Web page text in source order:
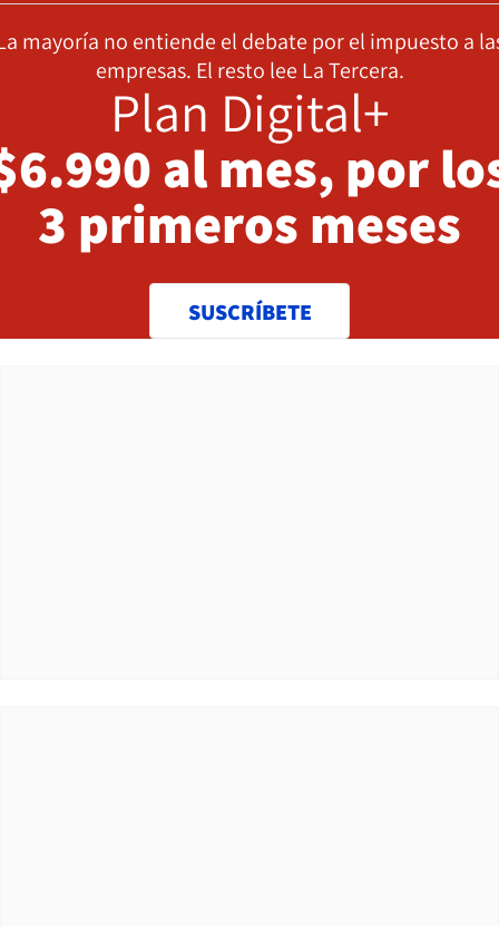
mayoría no entiende el debate por el impuesto a
empresas. El resto lee La Tercera.
Plan Digital+
al mes, por
3 primeros meses
SUSCRÍBETE